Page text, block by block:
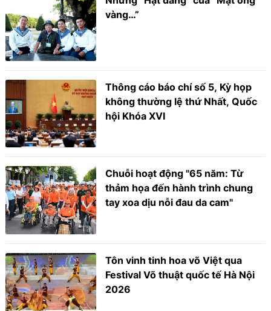
vàng…”
Thông cáo báo chí số 5, Kỳ họp
không thường lệ thứ Nhất, Quốc
hội Khóa XVI
Chuỗi hoạt động "65 năm: Từ
thảm họa đến hành trình chung
tay xoa dịu nỗi đau da cam"
Tôn vinh tinh hoa võ Việt qua
Festival Võ thuật quốc tế Hà Nội
2026